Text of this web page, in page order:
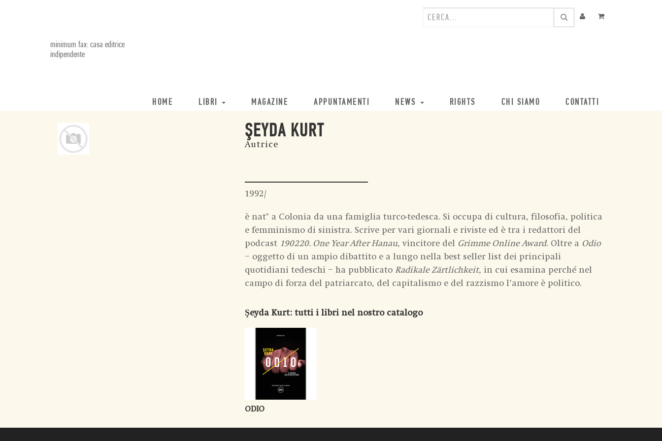
minimum fax: casa editrice
indipendente
HOME LIBRI MAGAZINE APPUNTAMENTI NEWS RIGHTS CHI SIAMO CONTATTI
ŞEYDA KURT
Autrice
1992/
è nat* a Colonia da una famiglia turco-tedesca. Si occupa di cultura, filosofia, politica
e femminismo di sinistra. Scrive per vari giornali e riviste ed è tra i redattori del
podcast 190220. One Year After Hanau, vincitore del Grimme Online Award. Oltre a Odio
– oggetto di un ampio dibattito e a lungo nella best seller list dei principali
quotidiani tedeschi – ha pubblicato Radikale Zärtlichkeit, in cui esamina perché nel
campo di forza del patriarcato, del capitalismo e del razzismo l’amore è politico.
Şeyda Kurt: tutti i libri nel nostro catalogo
ODIO